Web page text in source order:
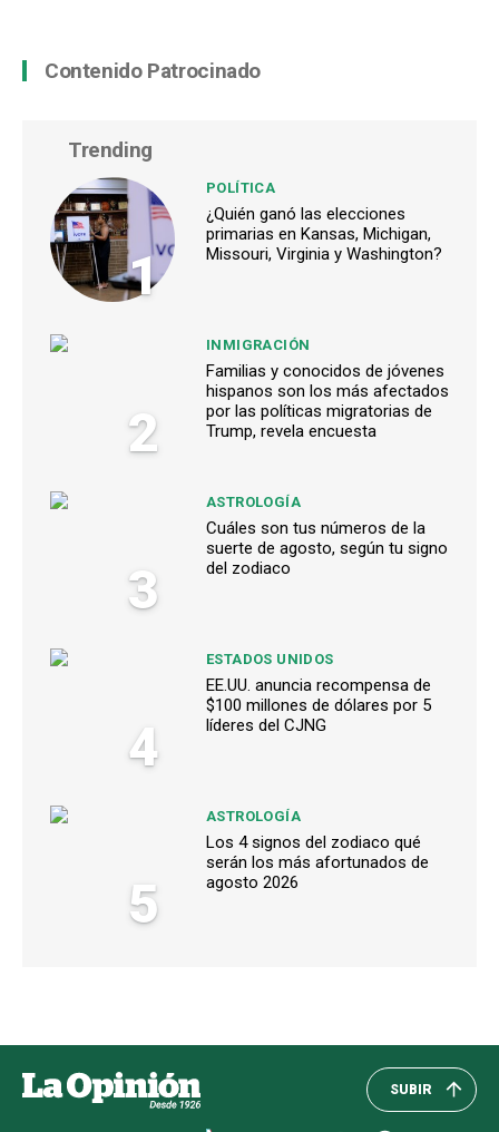
Contenido Patrocinado
Trending
1
POLÍTICA
¿Quién ganó las elecciones
primarias en Kansas, Michigan,
Missouri, Virginia y Washington?
2
INMIGRACIÓN
Familias y conocidos de jóvenes
hispanos son los más afectados
por las políticas migratorias de
Trump, revela encuesta
3
ASTROLOGÍA
Cuáles son tus números de la
suerte de agosto, según tu signo
del zodiaco
4
ESTADOS UNIDOS
EE.UU. anuncia recompensa de
$100 millones de dólares por 5
líderes del CJNG
5
ASTROLOGÍA
Los 4 signos del zodiaco qué
serán los más afortunados de
agosto 2026
SUBIR